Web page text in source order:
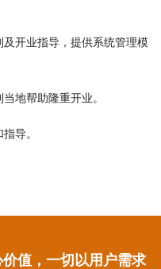
开业指导，提供系统管理模
地帮助隆重开业。
导。
值，一切以用户需求